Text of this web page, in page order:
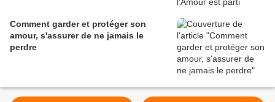
Comment garder et protéger son
amour, s'assurer de ne jamais le
perdre